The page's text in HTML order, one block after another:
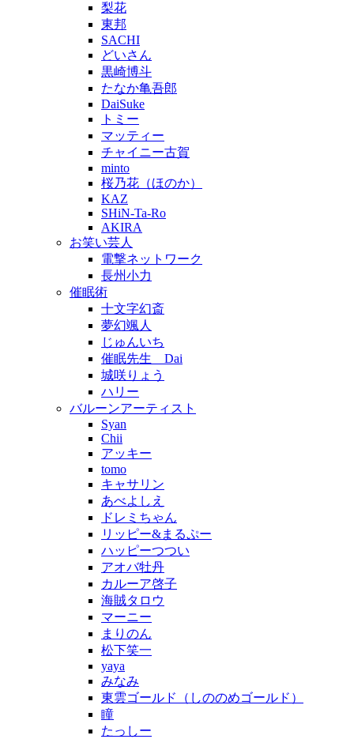
梨花
東邦
SACHI
どいさん
黒崎博斗
たなか亀吾郎
DaiSuke
トミー
マッティー
チャイニー古賀
minto
桜乃花（ほのか）
KAZ
SHiN-Ta-Ro
AKIRA
お笑い芸人
電撃ネットワーク
長州小力
催眠術
十文字幻斎
夢幻颯人
じゅんいち
催眠先生 Dai
城咲りょう
ハリー
バルーンアーティスト
Syan
Chii
アッキー
tomo
キャサリン
あべよしえ
ドレミちゃん
リッピー&まるぷー
ハッピーつつい
アオバ牡丹
カルーア啓子
海賊タロウ
マーニー
まりのん
松下笑一
yaya
みなみ
東雲ゴールド（しののめゴールド）
瞳
たっしー